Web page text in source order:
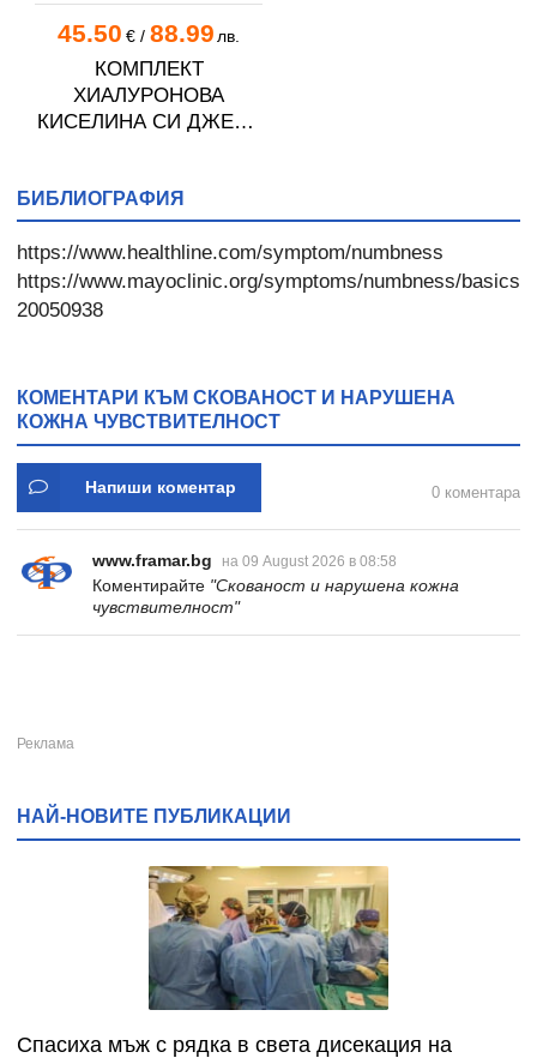
45.50 €/ 88.99 лв.
КОМПЛЕКТ
ХИАЛУРОНОВА
КИСЕЛИНА СИ ДЖЕЛИ
БИБЛИОГРАФИЯ
https://www.healthline.com/symptom/numbness
https://www.mayoclinic.org/symptoms/numbness/basics/
20050938
КОМЕНТАРИ КЪМ СКОВАНОСТ И НАРУШЕНА
КОЖНА ЧУВСТВИТЕЛНОСТ
Напиши коментар 0 коментара
www.framar.bg на 09 August 2026 в 08:58
Коментирайте "Скованост и нарушена кожна
чувствителност"
НАЙ-НОВИТЕ ПУБЛИКАЦИИ
Спасиха мъж с рядка в света дисекация на